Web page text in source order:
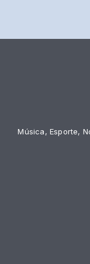
Música, Esporte,